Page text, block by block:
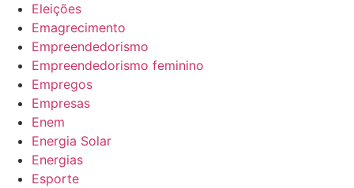
Eleições
Emagrecimento
Empreendedorismo
Empreendedorismo feminino
Empregos
Empresas
Enem
Energia Solar
Energias
Esporte